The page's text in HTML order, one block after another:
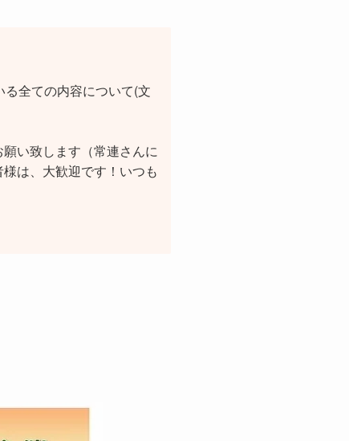
全ての内容について(文
い致します（常連さんに
は、大歓迎です！いつも